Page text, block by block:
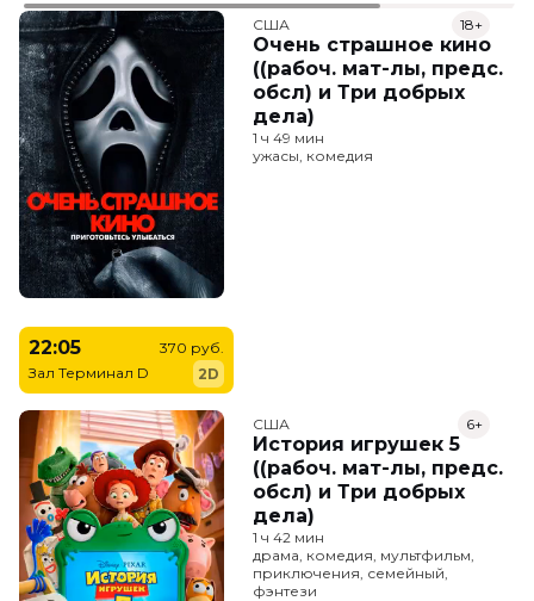
США
Очень страшное кино
((рабоч. мат-лы, предс.
обсл) и Три добрых
дела)
18+
1 ч 49 мин
ужасы, комедия
22:05
Зал Терминал D
370 руб.
2D
США
История игрушек 5
((рабоч. мат-лы, предс.
обсл) и Три добрых
дела)
6+
1 ч 42 мин
драма, комедия, мультфильм,
приключения, семейный,
фэнтези